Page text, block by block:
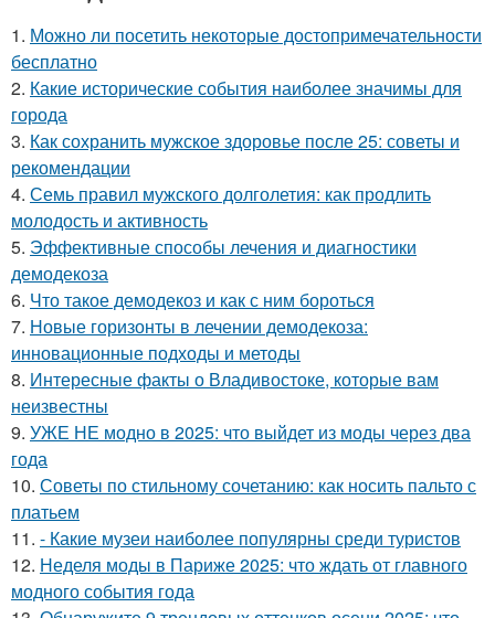
1. Можно ли посетить некоторые достопримечательности
бесплатно
2. Какие исторические события наиболее значимы для
города
3. Как сохранить мужское здоровье после 25: советы и
рекомендации
4. Семь правил мужского долголетия: как продлить
молодость и активность
5. Эффективные способы лечения и диагностики
демодекоза
6. Что такое демодекоз и как с ним бороться
7. Новые горизонты в лечении демодекоза:
инновационные подходы и методы
8. Интересные факты о Владивостоке, которые вам
неизвестны
9. УЖЕ НЕ модно в 2025: что выйдет из моды через два
года
10. Советы по стильному сочетанию: как носить пальто с
платьем
11. - Какие музеи наиболее популярны среди туристов
12. Неделя моды в Париже 2025: что ждать от главного
модного события года